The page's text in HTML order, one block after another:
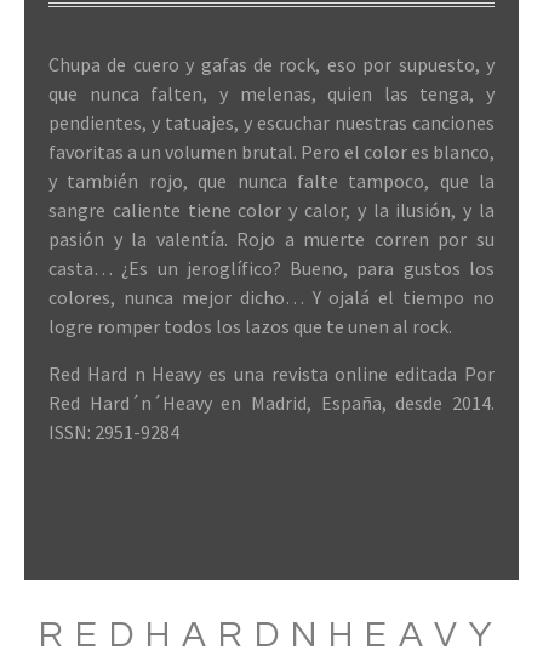
Chupa de cuero y gafas de rock, eso por supuesto, y
que nunca falten, y melenas, quien las tenga, y
pendientes, y tatuajes, y escuchar nuestras canciones
favoritas a un volumen brutal. Pero el color es blanco,
y también rojo, que nunca falte tampoco, que la
sangre caliente tiene color y calor, y la ilusión, y la
pasión y la valentía. Rojo a muerte corren por su
casta… ¿Es un jeroglífico? Bueno, para gustos los
colores, nunca mejor dicho… Y ojalá el tiempo no
logre romper todos los lazos que te unen al rock.
Red Hard n Heavy es una revista online editada Por
Red Hard´n´Heavy en Madrid, España, desde 2014.
ISSN: 2951-9284
REDHARDNHEAVY